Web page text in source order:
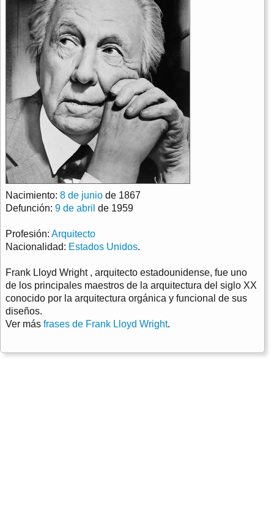
Nacimiento: 8 de junio de 1867
Defunción: 9 de abril de 1959
Profesión: Arquitecto
Nacionalidad: Estados Unidos.
Frank Lloyd Wright , arquitecto estadounidense, fue uno
de los principales maestros de la arquitectura del siglo XX
conocido por la arquitectura orgánica y funcional de sus
diseños.
Ver más frases de Frank Lloyd Wright.